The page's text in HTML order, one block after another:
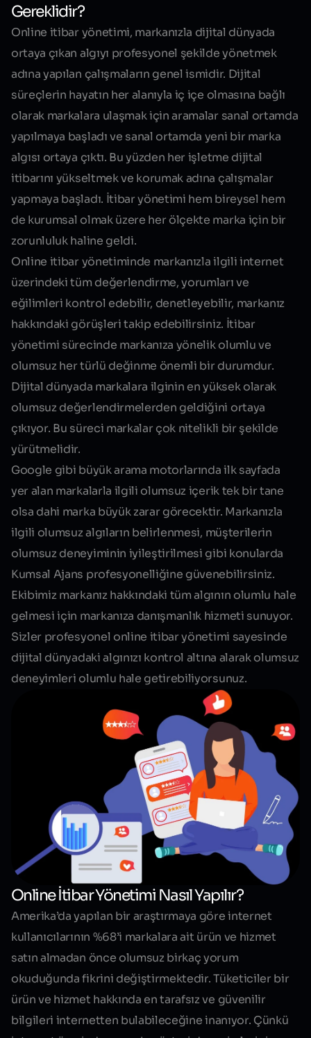
Gereklidir?
Online itibar yönetimi, markanızla dijital dünyada
ortaya çıkan algıyı profesyonel şekilde yönetmek
adına yapılan çalışmaların genel ismidir. Dijital
süreçlerin hayatın her alanıyla iç içe olmasına bağlı
olarak markalara ulaşmak için aramalar sanal ortamda
yapılmaya başladı ve sanal ortamda yeni bir marka
algısı ortaya çıktı. Bu yüzden her işletme dijital
itibarını yükseltmek ve korumak adına çalışmalar
yapmaya başladı. İtibar yönetimi hem bireysel hem
de kurumsal olmak üzere her ölçekte marka için bir
zorunluluk haline geldi.
Online itibar yönetiminde markanızla ilgili internet
üzerindeki tüm değerlendirme, yorumları ve
eğilimleri kontrol edebilir, denetleyebilir, markanız
hakkındaki görüşleri takip edebilirsiniz. İtibar
yönetimi sürecinde markanıza yönelik olumlu ve
olumsuz her türlü değinme önemli bir durumdur.
Dijital dünyada markalara ilginin en yüksek olarak
olumsuz değerlendirmelerden geldiğini ortaya
çıkıyor. Bu süreci markalar çok nitelikli bir şekilde
yürütmelidir.
Google gibi büyük arama motorlarında ilk sayfada
yer alan markalarla ilgili olumsuz içerik tek bir tane
olsa dahi marka büyük zarar görecektir. Markanızla
ilgili olumsuz algıların belirlenmesi, müşterilerin
olumsuz deneyiminin iyileştirilmesi gibi konularda
Kumsal Ajans profesyonelliğine güvenebilirsiniz.
Ekibimiz markanız hakkındaki tüm algının olumlu hale
gelmesi için markanıza danışmanlık hizmeti sunuyor.
Sizler profesyonel online itibar yönetimi sayesinde
dijital dünyadaki algınızı kontrol altına alarakolumsuz
deneyimleri olumlu hale getirebiliyorsunuz.
Online İtibar Yönetimi Nasıl Yapılır?
Amerika’da yapılan bir araştırmaya göre internet
kullanıcılarının %68’i markalara ait ürün ve hizmet
satın almadan önce olumsuz birkaç yorum
okuduğunda fikrini değiştirmektedir. Tüketiciler bir
ürün ve hizmet hakkında en tarafsız ve güvenilir
bilgileri internetten bulabileceğine inanıyor. Çünkü